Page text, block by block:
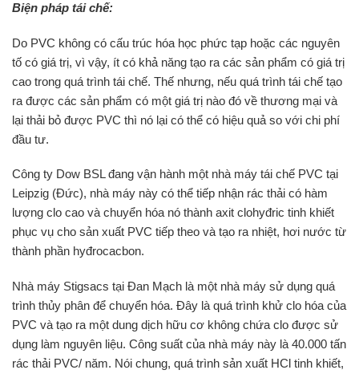
Biện pháp tái chế:
Do PVC không có cấu trúc hóa học phức tạp hoặc các nguyên
tố có giá trị, vì vậy, ít có khả năng tạo ra các sản phẩm có giá trị
cao trong quá trình tái chế. Thế nhưng, nếu quá trình tái chế tạo
ra được các sản phẩm có một giá trị nào đó về thương mại và
lại thải bỏ được PVC thì nó lại có thể có hiệu quả so với chi phí
đầu tư.
Công ty Dow BSL đang vận hành một nhà máy tái chế PVC tại
Leipzig (Đức), nhà máy này có thể tiếp nhận rác thải có hàm
lượng clo cao và chuyển hóa nó thành axit clohyđric tinh khiết
phục vụ cho sản xuất PVC tiếp theo và tạo ra nhiệt, hơi nước từ
thành phần hyđrocacbon.
Nhà máy Stigsacs tại Đan Mạch là một nhà máy sử dụng quá
trình thủy phân để chuyển hóa. Đây là quá trình khử clo hóa của
PVC và tạo ra một dung dịch hữu cơ không chứa clo được sử
dụng làm nguyên liệu. Công suất của nhà máy này là 40.000 tấn
rác thải PVC/ năm. Nói chung, quá trình sản xuất HCl tinh khiết,